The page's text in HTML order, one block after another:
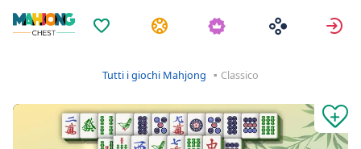
Preferiti Compiti
Tutti i giochi Mahjong Classico